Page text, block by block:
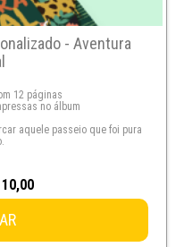
- Aventura
12 páginas
no álbum
aquele passeio que foi pura